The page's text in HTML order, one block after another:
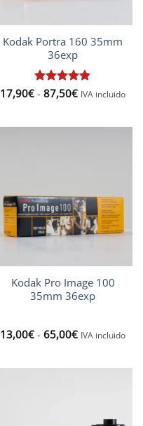
Kodak Portra 160 35mm
36exp
Valorado
17,90€ - 87,50€Rango
IVA incluido
Kodak Pro Image 100
35mm 36exp
13,00€ - 65,00€Rango
IVA incluido